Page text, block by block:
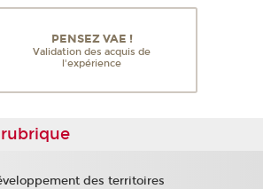
PENSEZ VAE !
Validation des acquis de
l'expérience
des territoires